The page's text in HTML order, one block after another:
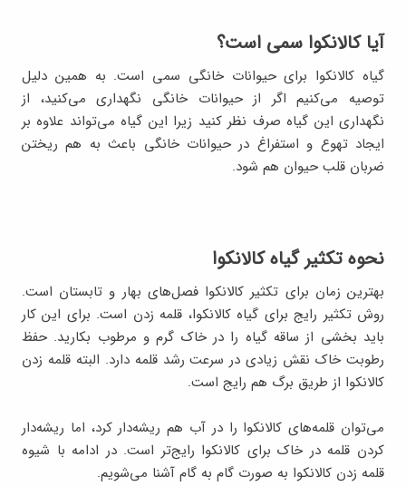
آیا کالانکوا سمی است؟
گیاه کالانکوا برای حیوانات خانگی سمی است. به همین دلیل
توصیه می‌کنیم اگر از حیوانات خانگی نگهداری می‌کنید، از
نگهداری این گیاه صرف نظر کنید زیرا این گیاه می‌تواند علاوه بر
ایجاد تهوع و استفراغ در حیوانات خانگی باعث به هم ریختن
ضربان قلب حیوان هم شود.
نحوه تکثیر گیاه کالانکوا
بهترین زمان برای تکثیر کالانکوا فصل‌های بهار و تابستان است.
روش تکثیر رایج برای گیاه کالانکوا، قلمه زدن است. برای این کار
باید بخشی از ساقه گیاه را در خاک گرم و مرطوب بکارید. حفظ
رطوبت خاک نقش زیادی در سرعت رشد قلمه دارد. البته قلمه زدن
کالانکوا از طریق برگ هم رایج است.
می‌توان قلمه‌های کالانکوا را در آب هم ریشه‌دار کرد، اما ریشه‌دار
کردن قلمه در خاک برای کالانکوا رایج‌تر است. در ادامه با شیوه
قلمه زدن کالانکوا به صورت گام به گام آشنا می‌شویم.